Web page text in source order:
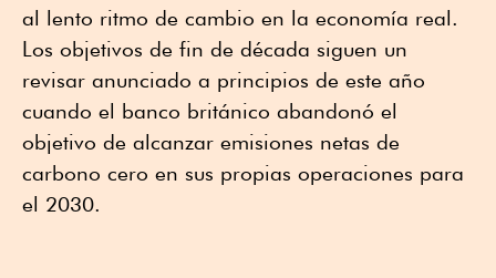
al lento ritmo de cambio en la economía real.
Los objetivos de fin de década siguen un
revisar anunciado a principios de este año
cuando el banco británico abandonó el
objetivo de alcanzar emisiones netas de
carbono cero en sus propias operaciones para
el 2030.